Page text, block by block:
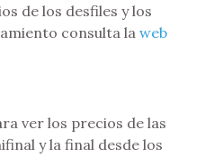
de los desfiles y los
consulta la web
ver los precios de las
y la final desde los